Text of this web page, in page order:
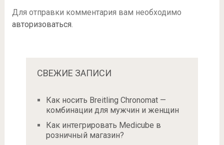
Для отправки комментария вам необходимо
авторизоваться.
СВЕЖИЕ ЗАПИСИ
Как носить Breitling Chronomat —
комбинации для мужчин и женщин
Как интегрировать Medicube в
розничный магазин?